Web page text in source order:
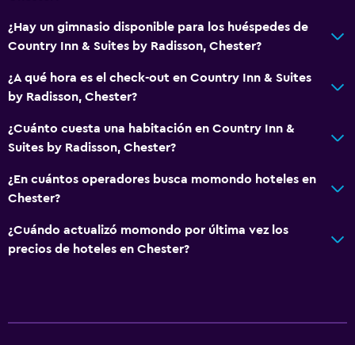
Minimercado en las instalaciones
Check-out exprés
Microondas
¿Hay un gimnasio disponible para los huéspedes de
Country Inn & Suites by Radisson, Chester?
¿A qué hora es el check-out en Country Inn & Suites
by Radisson, Chester?
¿Cuánto cuesta una habitación en Country Inn &
Suites by Radisson, Chester?
¿En cuántos operadores busca momondo hoteles en
Chester?
¿Cuándo actualizó momondo por última vez los
precios de hoteles en Chester?